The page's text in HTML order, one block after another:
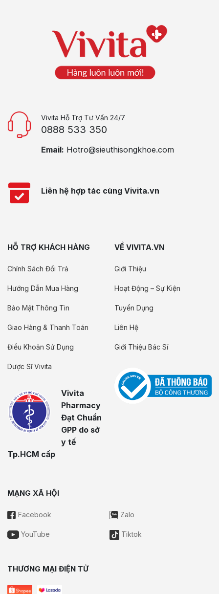
Vivita Hỗ Trợ Tư Vấn 24/7
0888 533 350
Email: Hotro@sieuthisongkhoe.com
Liên hệ hợp tác cùng Vivita.vn
HỖ TRỢ KHÁCH HÀNG
Chính Sách Đổi Trả
Hướng Dẫn Mua Hàng
Bảo Mật Thông Tin
Giao Hàng & Thanh Toán
Điều Khoản Sử Dụng
Dược Sĩ Vivita
Vivita
Pharmacy
Đạt Chuẩn
GPP do sở
y tế
Tp.HCM cấp
VỀ VIVITA.VN
Giới Thiệu
Hoạt Động – Sự Kiện
Tuyển Dụng
Liên Hệ
Giới Thiệu Bác Sĩ
MẠNG XÃ HỘI
Facebook Zalo
YouTube Tiktok
THƯƠNG MẠI ĐIỆN TỬ